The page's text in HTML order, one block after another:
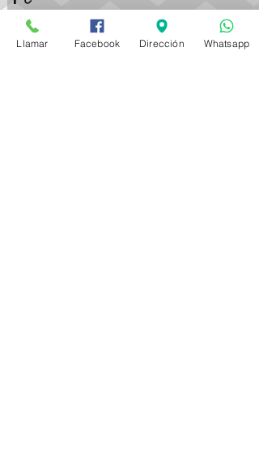
Llamar Facebook Dirección Whatsapp